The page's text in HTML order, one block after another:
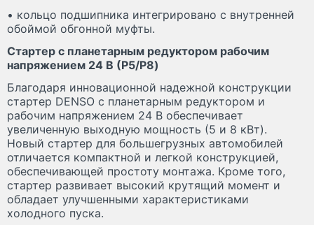
• кольцо подшипника интегрировано с внутренней
обоймой обгонной муфты.
Стартер с планетарным редуктором рабочим
напряжением 24 В (P5/P8)
Благодаря инновационной надежной конструкции
стартер DENSO с планетарным редуктором и
рабочим напряжением 24 В обеспечивает
увеличенную выходную мощность (5 и 8 кВт).
Новый стартер для большегрузных автомобилей
отличается компактной и легкой конструкцией,
обеспечивающей простоту монтажа. Кроме того,
стартер развивает высокий крутящий момент и
обладает улучшенными характеристиками
холодного пуска.